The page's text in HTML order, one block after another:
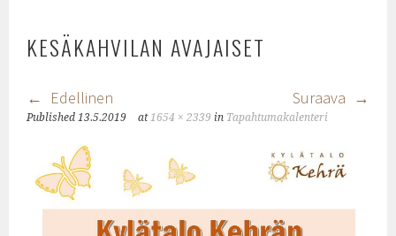
KESÄKAHVILAN AVAJAISET
Edellinen Suraava
Published13.5.2019 at1654 × 2339 in Tapahtumakalenteri